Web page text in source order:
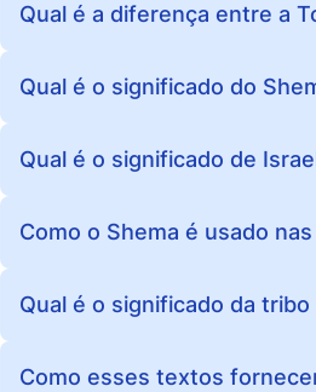
Qual é a diferença entre a
Qual é o significado do
Qual é o significado de
Como o Shema é usado
Qual é o significado da tribo
Como esses textos